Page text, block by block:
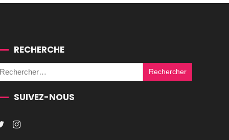
RECHERCHE
Rechercher :
SUIVEZ-NOUS